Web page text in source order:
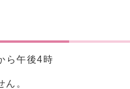
ら午後4時
ん。